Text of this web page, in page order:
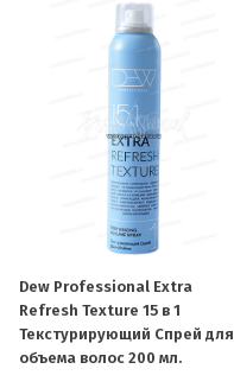
Dew Professional Extra
Refresh Texture 15 в 1
Текстурирующий Спрей для
объема волос 200 мл.